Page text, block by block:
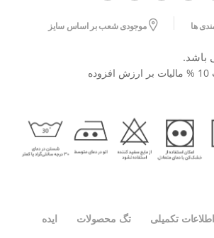
ها موجودی شعب بر اساس سایز
باشد.
قیمت ها با احتساب 10 % مالیات بر ارزش افزوده
اطلاعات تکمیلی تگ محصولات ایده